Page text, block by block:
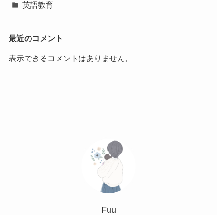
英語教育
最近のコメント
表示できるコメントはありません。
Fuu